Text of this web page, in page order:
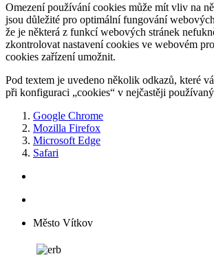
Omezení používání cookies může mít vliv na
jsou důležité pro optimální fungování
že je některá z funkcí webových stránek
zkontrolovat nastavení cookies ve webovém
cookies zařízení umožnit.
Pod textem je uvedeno několik odkazů, které
při konfiguraci „cookies“ v nejčastěji
Google Chrome
Mozilla Firefox
Microsoft Edge
Safari
Město Vítkov